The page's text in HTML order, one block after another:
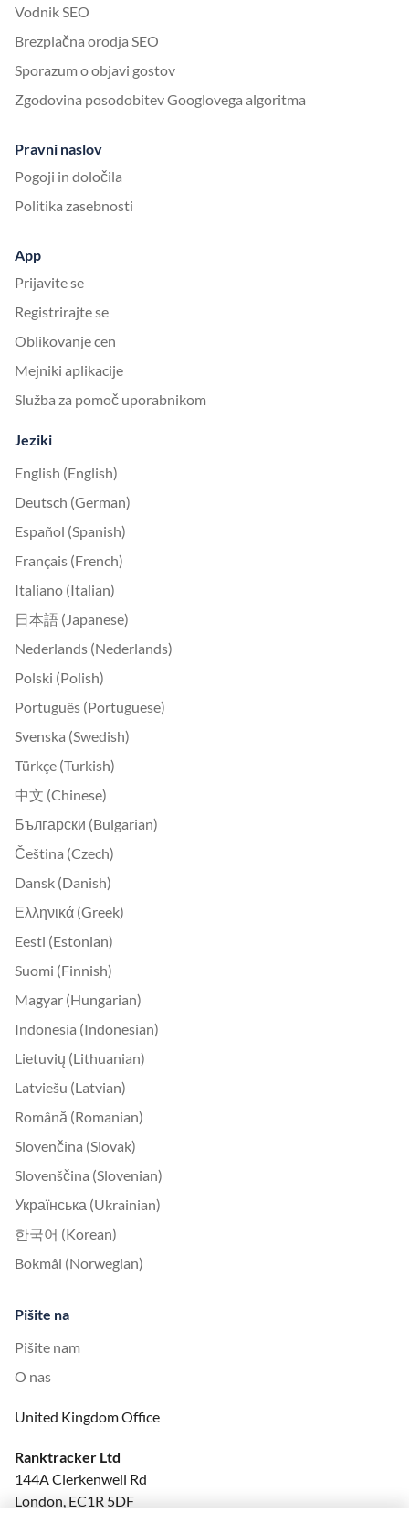
Vodnik SEO
Brezplačna orodja SEO
Sporazum o objavi gostov
Zgodovina posodobitev Googlovega algoritma
Pravni naslov
Pogoji in določila
Politika zasebnosti
App
Prijavite se
Registrirajte se
Oblikovanje cen
Mejniki aplikacije
Služba za pomoč uporabnikom
Jeziki
English (English)
Deutsch (German)
Español (Spanish)
Français (French)
Italiano (Italian)
日本語 (Japanese)
Nederlands (Nederlands)
Polski (Polish)
Português (Portuguese)
Svenska (Swedish)
Türkçe (Turkish)
中文 (Chinese)
Български (Bulgarian)
Čeština (Czech)
Dansk (Danish)
Ελληνικά (Greek)
Eesti (Estonian)
Suomi (Finnish)
Magyar (Hungarian)
Indonesia (Indonesian)
Lietuvių (Lithuanian)
Latviešu (Latvian)
Română (Romanian)
Slovenčina (Slovak)
Slovenščina (Slovenian)
Українська (Ukrainian)
한국어 (Korean)
Bokmål (Norwegian)
Pišite na
Pišite nam
O nas
United Kingdom Office
Ranktracker Ltd
144A Clerkenwell Rd
London, EC1R 5DF